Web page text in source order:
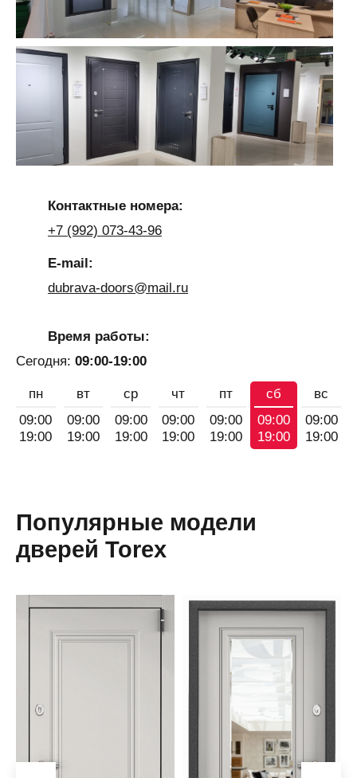
Контактные номера:
+7 (992) 073-43-96
E-mail:
dubrava-doors@mail.ru
Время работы:
Сегодня: 09:00-19:00
пн
09:00
19:00
вт
09:00
19:00
ср
09:00
19:00
чт
09:00
19:00
пт
09:00
19:00
сб
09:00
19:00
вс
09:00
19:00
Популярные модели
дверей Torex